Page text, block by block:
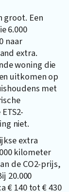
groot. Een
6.000
naar
extra.
woning die
uitkomen op
met
niet.
extra
kilometer
de CO2-prijs,
20.000
€ 140 tot € 430